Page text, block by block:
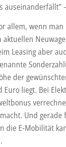
auseinanderfällt”
allem, wenn
Leasing aber
der
Euro liegt. Bei
Und
die E-Mobilität